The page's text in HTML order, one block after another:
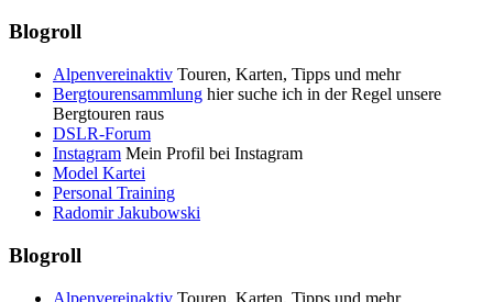
Blogroll
Alpenvereinaktiv Touren, Karten, Tipps und mehr
Bergtourensammlung hier suche ich in der Regel unsere
Bergtouren raus
DSLR-Forum
Instagram Mein Profil bei Instagram
Model Kartei
Personal Training
Radomir Jakubowski
Blogroll
Alpenvereinaktiv Touren, Karten, Tipps und mehr